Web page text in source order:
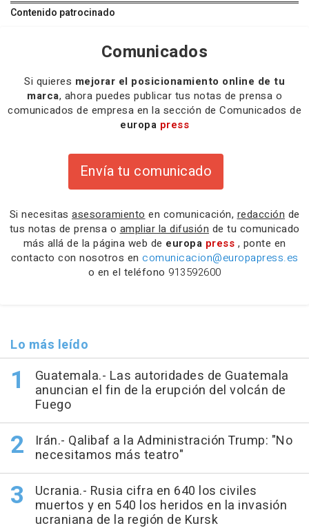
Contenido patrocinado
Comunicados
Si quieres mejorar el posicionamiento online de tu
marca, ahora puedes publicar tus notas de prensa o
comunicados de empresa en la sección de Comunicados de
europa press
Envía tu comunicado
Si necesitas asesoramiento en comunicación, redacción de
tus notas de prensa o ampliar la difusión de tu comunicado
más allá de la página web de europa press , ponte en
contacto con nosotros en comunicacion@europapress.es
o en el teléfono 913592600
Lo más leído
Guatemala.- Las autoridades de Guatemala
anuncian el fin de la erupción del volcán de
Fuego
Irán.- Qalibaf a la Administración Trump: "No
necesitamos más teatro"
Ucrania.- Rusia cifra en 640 los civiles
muertos y en 540 los heridos en la invasión
ucraniana de la región de Kursk